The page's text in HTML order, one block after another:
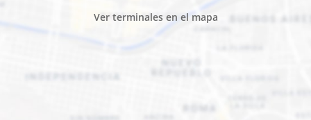
Ver terminales en el mapa